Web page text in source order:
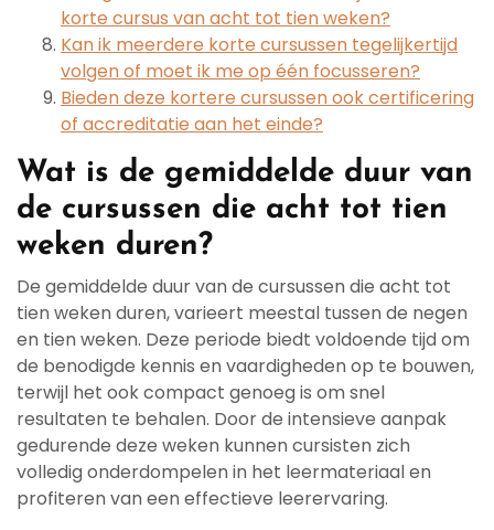
korte cursus van acht tot tien weken?
Kan ik meerdere korte cursussen tegelijkertijd
volgen of moet ik me op één focusseren?
Bieden deze kortere cursussen ook certificering
of accreditatie aan het einde?
Wat is de gemiddelde duur van
de cursussen die acht tot tien
weken duren?
De gemiddelde duur van de cursussen die acht tot
tien weken duren, varieert meestal tussen de negen
en tien weken. Deze periode biedt voldoende tijd om
de benodigde kennis en vaardigheden op te bouwen,
terwijl het ook compact genoeg is om snel
resultaten te behalen. Door de intensieve aanpak
gedurende deze weken kunnen cursisten zich
volledig onderdompelen in het leermateriaal en
profiteren van een effectieve leerervaring.